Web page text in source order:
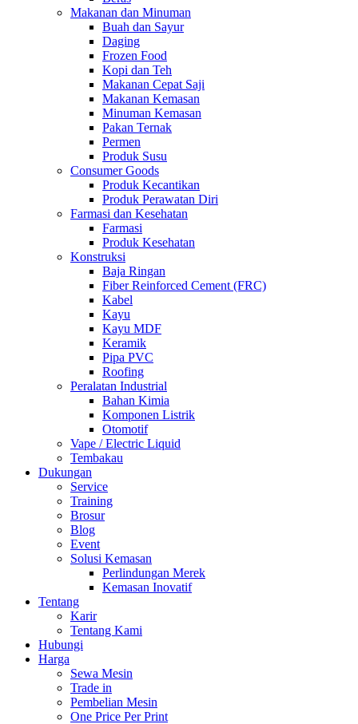
Makanan dan Minuman
Buah dan Sayur
Daging
Frozen Food
Kopi dan Teh
Makanan Cepat Saji
Makanan Kemasan
Minuman Kemasan
Pakan Ternak
Permen
Produk Susu
Consumer Goods
Produk Kecantikan
Produk Perawatan Diri
Farmasi dan Kesehatan
Farmasi
Produk Kesehatan
Konstruksi
Baja Ringan
Fiber Reinforced Cement (FRC)
Kabel
Kayu
Kayu MDF
Keramik
Pipa PVC
Roofing
Peralatan Industrial
Bahan Kimia
Komponen Listrik
Otomotif
Vape / Electric Liquid
Tembakau
Dukungan
Service
Training
Brosur
Blog
Event
Solusi Kemasan
Perlindungan Merek
Kemasan Inovatif
Tentang
Karir
Tentang Kami
Hubungi
Harga
Sewa Mesin
Trade in
Pembelian Mesin
One Price Per Print